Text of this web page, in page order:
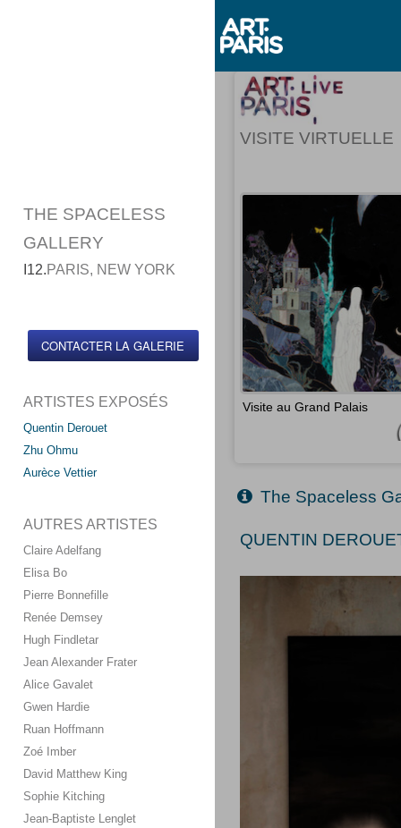
THE SPACELESS
GALLERY
I12.PARIS, NEW YORK
CONTACTER LA GALERIE
ARTISTES EXPOSÉS
Quentin Derouet
Zhu Ohmu
Aurèce Vettier
AUTRES ARTISTES
Claire Adelfang
Elisa Bo
Pierre Bonnefille
Renée Demsey
Hugh Findletar
Jean Alexander Frater
Alice Gavalet
Gwen Hardie
Ruan Hoffmann
Zoé Imber
David Matthew King
Sophie Kitching
Jean-Baptiste Lenglet
VISITE VIRTUELLE
Visite au Grand Palais
The Spaceless
QUENTIN